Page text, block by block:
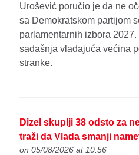
Urošević poručio je da ne
sa Demokratskom partijom
parlamentarnih izbora
sadašnja vladajuća većina
stranke.
Dizel skuplji 38 odsto za
traži da Vlada smanji
on 05/08/2026 at 10:56